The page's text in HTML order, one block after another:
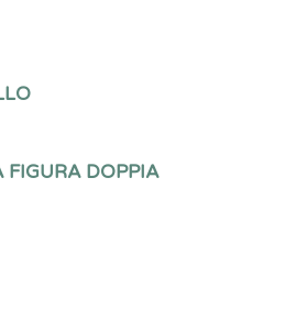
FIGURA DOPPIA